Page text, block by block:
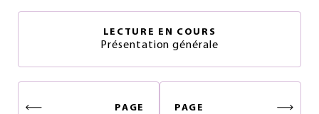
LECTURE EN COURS
Présentation générale
PAGE
PAGE